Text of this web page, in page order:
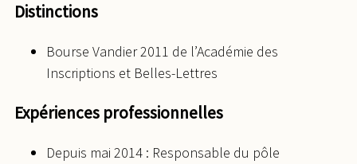
Distinctions
Bourse Vandier 2011 de l’Académie des
Inscriptions et Belles-Lettres
Expériences professionnelles
Depuis mai 2014 : Responsable du pôle